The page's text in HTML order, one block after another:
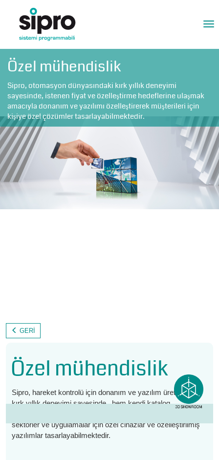
Özel mühendislik
Sipro, otomasyon dünyasındaki kırk yıllık deneyimi
sayesinde, istenen fiyat ve özelleştirme hedeflerine ulaşmak
amacıyla donanım ve yazılımı özelleştirerek müşterileri için
kişiye özel çözümler tasarlayabilmektedir.
GERI
Özel mühendislik
Sipro, hareket kontrolü için donanım ve yazılım üretiminde
kırk yıllık deneyimi sayesinde , hem kendi katalog
sektörler ve uygulamalar için özel cihazlar ve özelleştirilmiş
yazılımlar tasarlayabilmektedir.